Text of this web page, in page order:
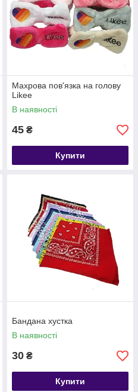
Махрова пов'язка на голову
Likee
В наявності
45 ₴
Купити
Бандана хустка
В наявності
30 ₴
Купити